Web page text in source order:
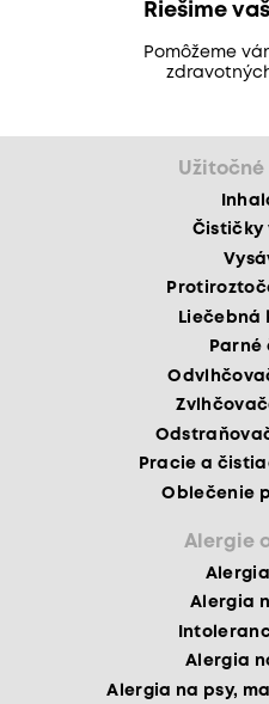
Riešime
Pomôžeme
Čističky
Liečebná
Parné
Pracie a
Oblečenie
Alergie
Alergia
Alergia
Alergia na psy,